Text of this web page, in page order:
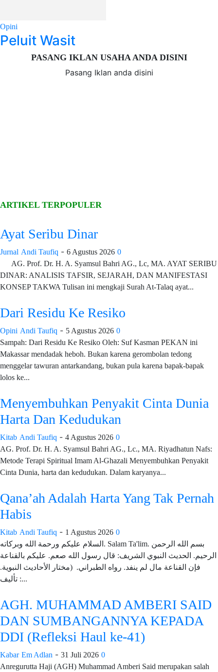
Opini
Peluit Wasit
PASANG IKLAN USAHA ANDA DISINI
Pasang Iklan anda disini
ARTIKEL TERPOPULER
Ayat Seribu Dinar
Jurnal Andi Taufiq - 6 Agustus 2026 0
AG. Prof. Dr. H. A. Syamsul Bahri AG., Lc, MA. AYAT SERIBU
DINAR: ANALISIS TAFSIR, SEJARAH, DAN MANIFESTASI
KONSEP TAKWA Tulisan ini mengkaji Surah At-Talaq ayat...
Dari Residu Ke Resiko
Opini Andi Taufiq - 5 Agustus 2026 0
Sampah: Dari Residu Ke Resiko Oleh: Suf Kasman PEKAN ini
Makassar mendadak heboh. Bukan karena gerombolan tedong
menggelar tawuran antarkandang, bukan pula karena bapak-bapak
lolos ke...
Menyembuhkan Penyakit Cinta Dunia
Harta Dan Kedudukan
Kitab Andi Taufiq - 4 Agustus 2026 0
AG. Prof. Dr. H. A. Syamsul Bahri AG., Lc., MA. Riyadhatun Nafs:
Metode Terapi Spiritual Imam Al-Ghazali Menyembuhkan Penyakit
Cinta Dunia, harta dan kedudukan. Dalam karyanya...
Qana’ah Adalah Harta Yang Tak Pernah
Habis
Kitab Andi Taufiq - 1 Agustus 2026 0
السلام عليكم ورحمة الله وبركاته. Salam Ta'lim. بسم الله الرحمن
الرحيم. الحديث النبوي الشريف: قال رسول الله صعم. عليكم بالقناعة
فإن القناعة مال لم ينفد. رواه الطبراني. (مختار الأحاديث النبوية.
تأليف :...
AGH. MUHAMMAD AMBERI SAID
DAN SUMBANGANNYA KEPADA
DDI (Refleksi Haul ke-41)
Kabar Em Adlan - 31 Juli 2026 0
Anregurutta Haji (AGH) Muhammad Amberi Said merupakan salah